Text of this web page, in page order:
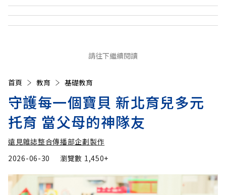
請往下繼續閱讀
首頁 教育 基礎教育
守護每一個寶貝 新北育兒多元
托育 當父母的神隊友
遠見雜誌整合傳播部企劃製作
2026-06-30
瀏覽數 1,450+